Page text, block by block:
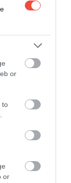
or
to
or